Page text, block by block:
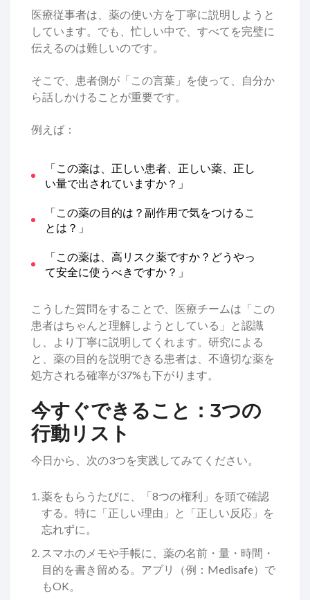
医療従事者は、薬の使い方を丁寧に説明しようと
しています。でも、忙しい中で、すべてを完璧に
伝えるのは難しいのです。
そこで、患者側が「この言葉」を使って、自分か
ら話しかけることが重要です。
例えば：
「この薬は、正しい患者、正しい薬、正し
い量で出されていますか？」
「この薬の目的は？副作用で気をつけるこ
とは？」
「この薬は、高リスク薬ですか？どうやっ
て安全に使うべきですか？」
こうした質問をすることで、医療チームは「この
患者はちゃんと理解しようとしている」と認識
し、より丁寧に説明してくれます。研究による
と、薬の目的を説明できる患者は、不適切な薬を
処方される確率が37%も下がります。
今すぐできること：3つの
行動リスト
今日から、次の3つを実践してみてください。
薬をもらうたびに、「8つの権利」を頭で確認
する。特に「正しい理由」と「正しい反応」を
忘れずに。
スマホのメモや手帳に、薬の名前・量・時間・
目的を書き留める。アプリ（例：Medisafe）で
もOK。